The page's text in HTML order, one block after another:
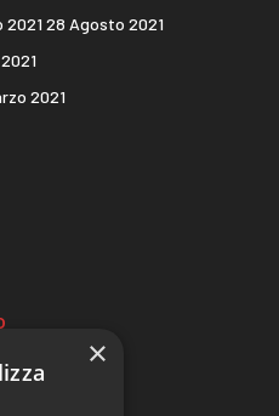
28 Agosto 2021
2021
×